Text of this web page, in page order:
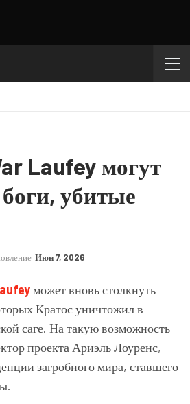
Laufey могут
убитые
Июн 7, 2026
может вновь столкнуть
Кратос уничтожил в
саге. На такую возможность
проекта Ариэль Лоуренс,
загробного мира, ставшего